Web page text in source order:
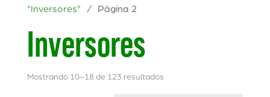
“Inversores” / Página 2
Inversores
Mostrando 10–18 de 123 resultados